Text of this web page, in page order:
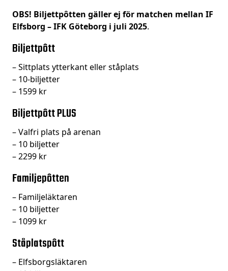
OBS! Biljettpôtten gäller ej för matchen mellan IF
Elfsborg – IFK Göteborg i juli 2025.
Biljettpôtt
– Sittplats ytterkant eller ståplats
– 10-biljetter
– 1599 kr
Biljettpôtt PLUS
– Valfri plats på arenan
– 10 biljetter
– 2299 kr
Familjepôtten
– Familjeläktaren
– 10 biljetter
– 1099 kr
Ståplatspôtt
– Elfsborgsläktaren